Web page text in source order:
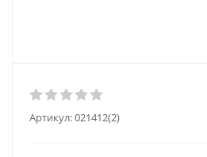
Артикул:021412(2)